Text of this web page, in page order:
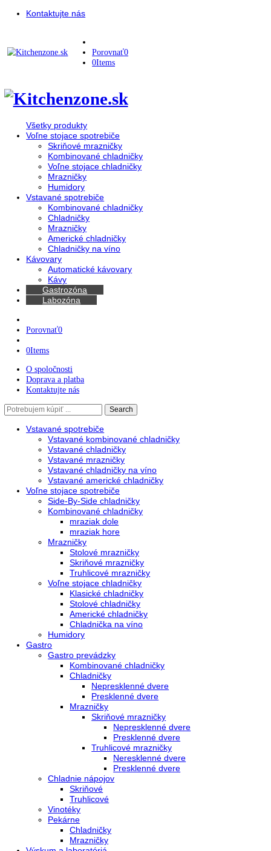
Kontaktujte nás
Porovnať
0Items
Všetky produkty
Voľne stojace spotrebiče
Skriňové mrazničky
Kombinované chladničky
Voľne stojace chladničky
Mrazničky
Humidory
Vstavané spotrebiče
Kombinované chladničky
Chladničky
Mrazničky
Americké chladničky
Chladničky na víno
Kávovary
Automatické kávovary
Labozóna
Porovnať0
0Items
O spoločnosti
Kontaktujte nás
Search
Vstavané spotrebiče
Vstavané kombinované chladničky
Vstavané chladničky
Vstavané mrazničky
Vstavané chladničky na víno
Vstavané americké chladničky
Voľne stojace spotrebiče
Side-By-Side chladničky
Kombinované chladničky
mraziak dole
mraziak hore
Mrazničky
Stolové mrazničky
Skriňové mrazničky
Truhlicové mrazničky
Klasické chladničky
Stolové chladničky
Americké chladničky
Chladnička na víno
Humidory
Gastro prevádzky
Kombinované chladničky
Chladničky
Nepresklenné dvere
Presklenné dvere
Mrazničky
Skriňové mrazničky
Truhlicové mrazničky